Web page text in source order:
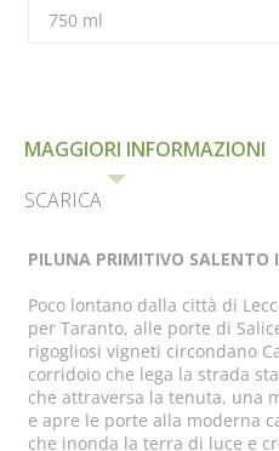
MAGGIORI INFORMAZIONI
SCARICA
PILUNA PRIMITIVO SALENTO
Poco lontano dalla città di
per Taranto, alle porte di
rigogliosi vigneti circondano
corridoio che lega la strada
che attraversa la tenuta, una
e apre le porte alla moderna
che inonda la terra di luce e